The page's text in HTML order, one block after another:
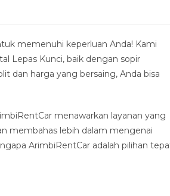
memenuhi keperluan Anda! Kami
Lepas Kunci, baik dengan sopir
dan harga yang bersaing, Anda bisa
menawarkan layanan yang
membahas lebih dalam mengenai
ArimbiRentCar adalah pilihan